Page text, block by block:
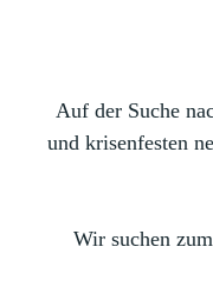
Auf der Suche
und krisenfesten
Wir suchen